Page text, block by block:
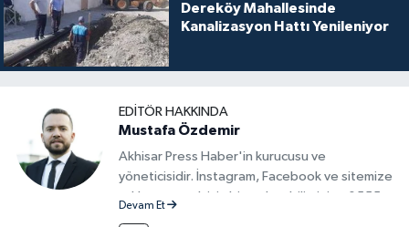
Dereköy Mahallesinde
Kanalizasyon Hattı Yenileniyor
EDITÖR HAKKINDA
Mustafa Özdemir
Akhisar Press Haber'in kurucusu ve
yöneticisidir. İnstagram, Facebook ve sitemize
reklam vermek için bize ulaşabilirsiniz - 0555
Devam Et